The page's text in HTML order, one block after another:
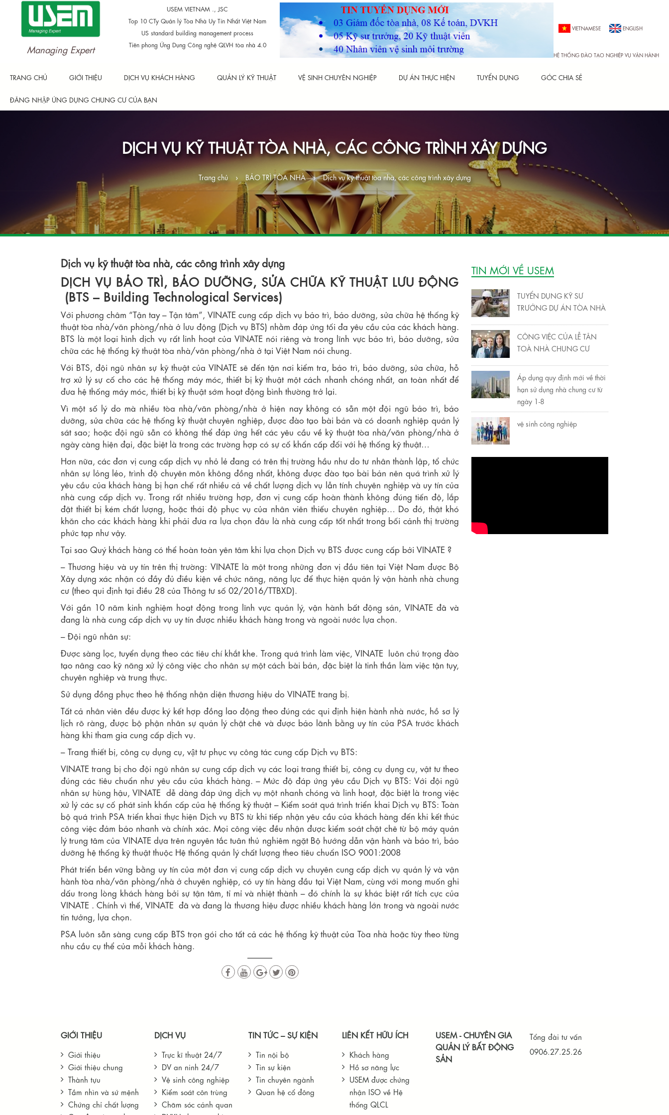
Managing Expert
USEM VIETNAM ., JSC
Top 10 CTy Quản lý Tòa Nhà Uy Tín Nhất Việt Nam
US standard building management process
Tiên phong Ứng Dụng Công nghệ QLVH tòa nhà 4.0
VIETNAMESE ENGLISH
HỆ THỐNG ĐÀO TẠO NGHIỆP VỤ VẬN HÀNH
TRANG CHỦ GIỚI THIỆU DỊCH VỤ KHÁCH HÀNG QUẢN LÝ KỸ THUẬT VỆ SINH CHUYÊN NGHIỆP DỰ ÁN THỰC HIỆN TUYỂN DỤNG GÓC CHIA SẺ
ĐĂNG NHẬP ỨNG DỤNG CHUNG CƯ CỦA BẠN
DỊCH VỤ KỸ THUẬT TÒA NHÀ, CÁC CÔNG TRÌNH XÂY DỰNG
Trang chủ › BẢO TRÌ TÒA NHÀ › Dịch vụ kỹ thuật tòa nhà, các công trình xây dựng
Dịch vụ kỹ thuật tòa nhà, các công trình xây dựng
DỊCH VỤ BẢO TRÌ, BẢO DƯỠNG, SỬA CHỮA KỸ THUẬT LƯU ĐỘNG
(BTS – Building Technological Services)
Với phương châm “Tận tay – Tận tâm”, VINATE cung cấp dịch vụ bảo trì, bảo dưỡng, sửa chữa hệ thống kỹ
thuật tòa nhà/văn phòng/nhà ở lưu động (Dịch vụ BTS) nhằm đáp ứng tối đa yêu cầu của các khách hàng.
BTS là một loại hình dịch vụ rất linh hoạt của VINATE nói riêng và trong lĩnh vực bảo trì, bảo dưỡng, sửa
chữa các hệ thống kỹ thuật tòa nhà/văn phòng/nhà ở tại Việt Nam nói chung.
Với BTS, đội ngũ nhân sự kỹ thuật của VINATE sẽ đến tận nơi kiểm tra, bảo trì, bảo dưỡng, sửa chữa, hỗ
trợ xử lý sự cố cho các hệ thống máy móc, thiết bị kỹ thuật một cách nhanh chóng nhất, an toàn nhất để
đưa hệ thống máy móc, thiết bị kỹ thuật sớm hoạt động bình thường trở lại.
Vì một số lý do mà nhiều tòa nhà/văn phòng/nhà ở hiện nay không có sẵn một đội ngũ bảo trì, bảo
dưỡng, sửa chữa các hệ thống kỹ thuật chuyên nghiệp, được đào tạo bài bản và có doanh nghiệp quản lý
sát sao; hoặc đội ngũ sẵn có không thể đáp ứng hết các yêu cầu về kỹ thuật tòa nhà/văn phòng/nhà ở
ngày càng hiện đại, đặc biệt là trong các trường hợp có sự cố khẩn cấp đối với hệ thống kỹ thuật…
Hơn nữa, các đơn vị cung cấp dịch vụ nhỏ lẻ đang có trên thị trường hầu như do tư nhân thành lập, tổ chức
nhân sự lỏng lẻo, trình độ chuyên môn không đồng nhất, không được đào tạo bài bản nên quá trình xử lý
yêu cầu của khách hàng bị hạn chế rất nhiều cả về chất lượng dịch vụ lẫn tính chuyên nghiệp và uy tín của
nhà cung cấp dịch vụ. Trong rất nhiều trường hợp, đơn vị cung cấp hoàn thành không đúng tiến độ, lắp
đặt thiết bị kém chất lượng, hoặc thái độ phục vụ của nhân viên thiếu chuyên nghiệp… Do đó, thật khó
khăn cho các khách hàng khi phải đưa ra lựa chọn đâu là nhà cung cấp tốt nhất trong bối cảnh thị trường
phức tạp như vậy.
Tại sao Quý khách hàng có thể hoàn toàn yên tâm khi lựa chọn Dịch vụ BTS được cung cấp bởi VINATE ?
– Thương hiệu và uy tín trên thị trường: VINATE là một trong những đơn vị đầu tiên tại Việt Nam được Bộ
Xây dựng xác nhận có đầy đủ điều kiện về chức năng, năng lực để thực hiện quản lý vận hành nhà chung
cư (theo qui định tại điều 28 của Thông tư số 02/2016/TTBXD).
Với gần 10 năm kinh nghiệm hoạt động trong lĩnh vực quản lý, vận hành bất động sản, VINATE đã và
đang là nhà cung cấp dịch vụ uy tín được nhiều khách hàng trong và ngoài nước lựa chọn.
– Đội ngũ nhân sự:
Được sàng lọc, tuyển dụng theo các tiêu chí khắt khe. Trong quá trình làm việc, VINATE luôn chú trọng đào
tạo nâng cao kỹ năng xử lý công việc cho nhân sự một cách bài bản, đặc biệt là tinh thần làm việc tận tụy,
chuyên nghiệp và trung thực.
Sử dụng đồng phục theo hệ thống nhận diện thương hiệu do VINATE trang bị.
Tất cả nhân viên đều được ký kết hợp đồng lao động theo đúng các qui định hiện hành nhà nước, hồ sơ lý
lịch rõ ràng, được bộ phận nhân sự quản lý chặt chẽ và được bảo lãnh bằng uy tín của PSA trước khách
hàng khi tham gia cung cấp dịch vụ.
– Trang thiết bị, công cụ dụng cụ, vật tư phục vụ công tác cung cấp Dịch vụ BTS:
VINATE trang bị cho đội ngũ nhân sự cung cấp dịch vụ các loại trang thiết bị, công cụ dụng cụ, vật tư theo
đúng các tiêu chuẩn như yêu cầu của khách hàng. – Mức độ đáp ứng yêu cầu Dịch vụ BTS: Với đội ngũ
nhân sự hùng hậu, VINATE dễ dàng đáp ứng dịch vụ một nhanh chóng và linh hoạt, đặc biệt là trong việc
xử lý các sự cố phát sinh khẩn cấp của hệ thống kỹ thuật – Kiểm soát quá trình triển khai Dịch vụ BTS: Toàn
bộ quá trình PSA triển khai thực hiện Dịch vụ BTS từ khi tiếp nhận yêu cầu của khách hàng đến khi kết thúc
công việc đảm bảo nhanh và chính xác. Mọi công việc đều nhận được kiểm soát chặt chẽ từ bộ máy quản
lý trung tâm của VINATE dựa trên nguyên tắc tuân thủ nghiêm ngặt Bộ hướng dẫn vận hành và bảo trì, bảo
dưỡng hệ thống kỹ thuật thuộc Hệ thống quản lý chất lượng theo tiêu chuẩn ISO 9001:2008
Phát triển bền vững bằng uy tín của một đơn vị cung cấp dịch vụ chuyên cung cấp dịch vụ quản lý và vận
hành tòa nhà/văn phòng/nhà ở chuyên nghiệp, có uy tín hàng đầu tại Việt Nam, cùng với mong muốn ghi
dấu trong lòng khách hàng bởi sự tận tâm, tỉ mỉ và nhiệt thành – đó chính là sự khác biệt rất tích cực của
VINATE . Chính vì thế, VINATE đã và đang là thương hiệu được nhiều khách hàng lớn trong và ngoài nước
tin tưởng, lựa chọn.
PSA luôn sẵn sàng cung cấp BTS trọn gói cho tất cả các hệ thống kỹ thuật của Tòa nhà hoặc tùy theo từng
nhu cầu cụ thể của mỗi khách hàng.
TIN MỚI VỀ USEM
TUYỂN DỤNG KỸ SƯ
TRƯỞNG DỰ ÁN TÒA NHÀ
CÔNG VIỆC CỦA LỄ TÂN
TOÀ NHÀ CHUNG CƯ
Áp dụng quy định mới về thời
hạn sử dụng nhà chung cư từ
ngày 1-8
vệ sinh công nghiệp
GIỚI THIỆU
Giới thiệu
Giới thiệu chung
Thành tựu
Tầm nhìn và sứ mệnh
Chứng chỉ chất lượng
DỊCH VỤ
Trực kĩ thuật 24/7
DV an ninh 24/7
Vệ sinh công nghiệp
Kiểm soát côn trùng
Chăm sóc cảnh quan
TIN TỨC – SỰ KIỆN
Tin nội bộ
Tin sự kiện
Tin chuyên ngành
Quan hệ cổ đông
LIÊN KẾT HỮU ÍCH
Khách hàng
Hồ sơ năng lực
USEM được chứng
nhận ISO về Hệ
thống QLCL
USEM - CHUYÊN GIA
QUẢN LÝ BẤT ĐỘNG
SẢN
Tổng đài tư vấn
0906.27.25.26